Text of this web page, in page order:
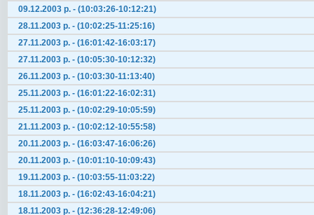
09.12.2003 р. - (10:03:26-10:12:21)
28.11.2003 р. - (10:02:25-11:25:16)
27.11.2003 р. - (16:01:42-16:03:17)
27.11.2003 р. - (10:05:30-10:12:32)
26.11.2003 р. - (10:03:30-11:13:40)
25.11.2003 р. - (16:01:22-16:02:31)
25.11.2003 р. - (10:02:29-10:05:59)
21.11.2003 р. - (10:02:12-10:55:58)
20.11.2003 р. - (16:03:47-16:06:26)
20.11.2003 р. - (10:01:10-10:09:43)
19.11.2003 р. - (10:03:55-11:03:22)
18.11.2003 р. - (16:02:43-16:04:21)
18.11.2003 р. - (12:36:28-12:49:06)